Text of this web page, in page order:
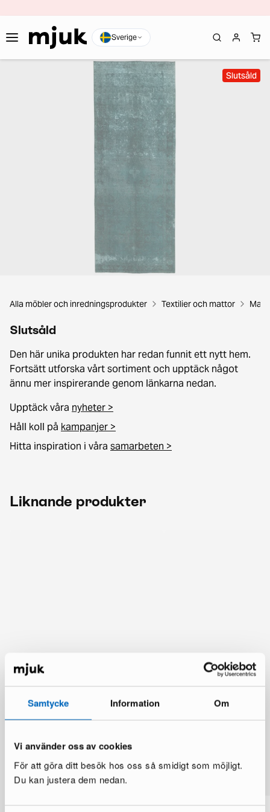
Samtycke Information Om
Vi använder oss av cookies
För att göra ditt besök hos oss så smidigt som möjligt.
Du kan justera dem nedan.
Sverige
Slutsåld
Alla möbler och inredningsprodukter Textilier och mattor
Slutsåld
Den här unika produkten har redan funnit ett nytt hem.
Fortsätt utforska vårt sortiment och upptäck något
ännu mer inspirerande genom länkarna nedan.
Upptäck våra nyheter >
Håll koll på kampanjer >
Hitta inspiration i våra samarbeten >
Liknande produkter
Du kanske också gillar
Visa mer